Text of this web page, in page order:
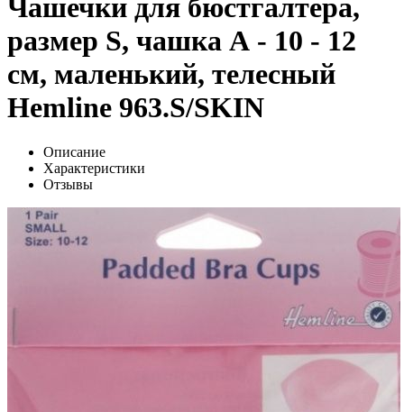
Чашечки для бюстгалтера,
размер S, чашка А - 10 - 12
см, маленький, телесный
Hemline 963.S/SKIN
Описание
Характеристики
Отзывы